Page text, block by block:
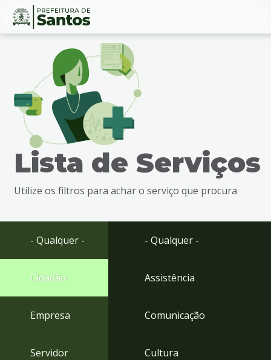
Ir
busca
Ir
rodapé
Conteúdo
Lista de Serviços
Utilize os filtros para achar o serviço que procura
- Qualquer -
Cidadão
Empresa
Servidor
- Qualquer -
Assistência
Comunicação
Cultura